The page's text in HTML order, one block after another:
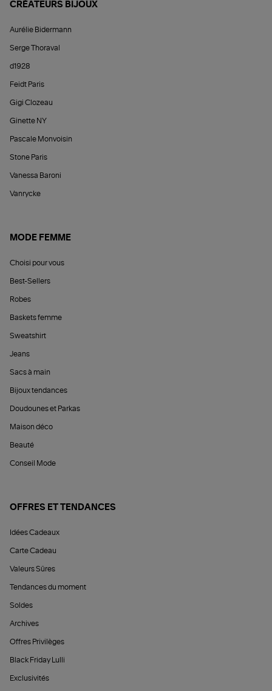
CRÉATEURS BIJOUX
Aurélie Bidermann
Serge Thoraval
d1928
Feidt Paris
Gigi Clozeau
Ginette NY
Pascale Monvoisin
Stone Paris
Vanessa Baroni
Vanrycke
MODE FEMME
Choisi pour vous
Best-Sellers
Robes
Baskets femme
Sweatshirt
Jeans
Sacs à main
Bijoux tendances
Doudounes et Parkas
Maison déco
Beauté
Conseil Mode
OFFRES ET TENDANCES
Idées Cadeaux
Carte Cadeau
Valeurs Sûres
Tendances du moment
Soldes
Archives
Offres Privilèges
Black Friday Lulli
Exclusivités